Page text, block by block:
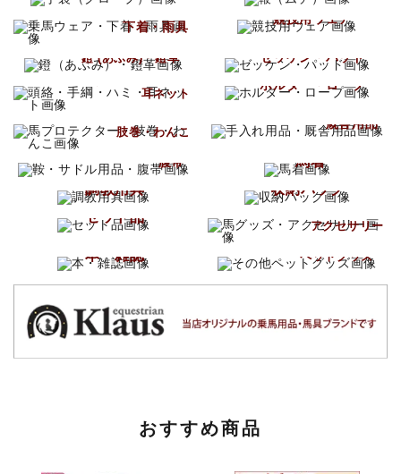
検索する
下着・雨具
競技用ウェア
鐙 (あぶみ)・鐙革 ゼッケン・パッド
耳ネット
ホルター・ロープ
肢巻・わんこ
厩舎用品
腹帯
馬着
調教用具
収納バッグ
セット品
アクセサリー
本・雑誌
ペットグッズ
おすすめ商品